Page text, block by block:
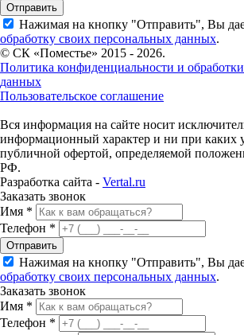
Отправить
Нажимая на кнопку "Отправить", Вы
обработку своих персональных данных.
© СК «Поместье» 2015 - 2026.
Политика конфиденциальности и
данных
Пользовательское соглашение
Вся информация на сайте носит
информационный характер и ни при каких
публичной офертой, определяемой
РФ.
Разработка сайта - Vertal.ru
Заказать звонок
Имя *
Телефон *
Отправить
Нажимая на кнопку "Отправить", Вы
обработку своих персональных данных.
Заказать звонок
Имя *
Телефон *